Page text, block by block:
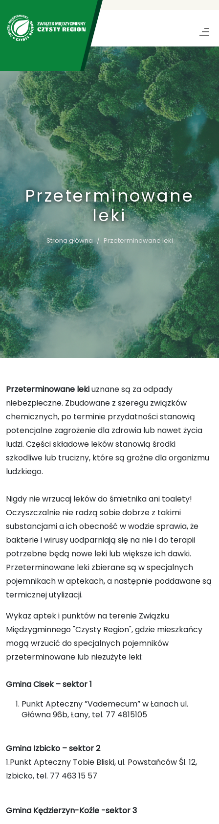
Przeterminowane
leki
Strona główna Przeterminowane leki
Przeterminowane lekiuznane są za odpady
niebezpieczne. Zbudowane z szeregu związków
chemicznych, po terminie przydatności stanowią
potencjalne zagrożenie dla zdrowia lub nawet życia
ludzi. Części składowe leków stanowią środki
szkodliwe lub trucizny, które są groźne dla organizmu
ludzkiego.
Nigdy nie wrzucaj leków do śmietnika ani toalety!
Oczyszczalnie nie radzą sobie dobrze z takimi
substancjami a ich obecność w wodzie sprawia, że
bakterie i wirusy uodparniają się na nie i do terapii
potrzebne będą nowe leki lub większe ich dawki.
Przeterminowane leki zbierane są w specjalnych
pojemnikach w aptekach, a następnie poddawane są
termicznej utylizacji.
Wykaz aptek i punktów na terenie Związku
Międzygminnego "Czysty Region", gdzie mieszkańcy
mogą wrzucić do specjalnych pojemników
przeterminowane lub niezużyte leki:
Gmina Cisek – sektor 1
Punkt Apteczny ”Vademecum” w Łanach ul.
Główna 96b, Łany, tel. 77 4815105
Gmina Izbicko – sektor 2
1.Punkt Apteczny Tobie Bliski, ul. Powstańców Śl. 12,
Izbicko, tel. 77 463 15 57
Gmina Kędzierzyn-Koźle -sektor 3